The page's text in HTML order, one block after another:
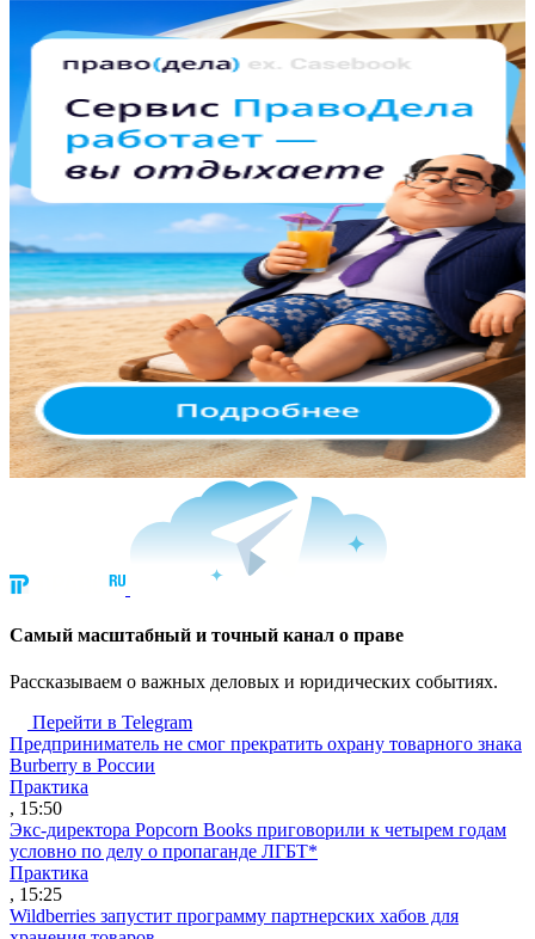
Cамый масштабный и точный канал о праве
Рассказываем о важных деловых и юридических событиях.
Перейти в Telegram
Предприниматель не смог прекратить охрану товарного знака
Burberry в России
Практика
, 15:50
Экс-директора Popcorn Books приговорили к четырем годам
условно по делу о пропаганде ЛГБТ*
Практика
, 15:25
Wildberries запустит программу партнерских хабов для